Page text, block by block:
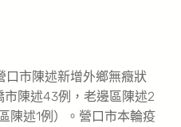
口市陳述新增外鄉無癥狀
陳述43例，老邊區陳述2
陳述1例）。營口市本輪疫